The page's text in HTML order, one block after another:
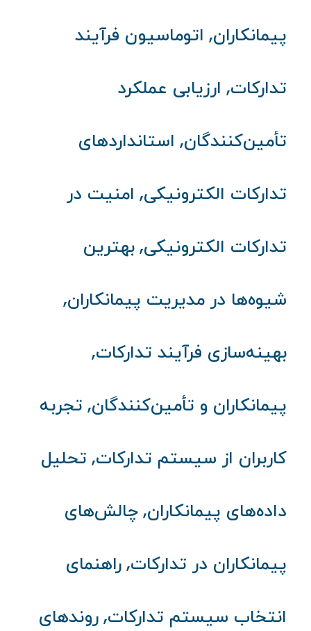
پیمانکاران, اتوماسیون فرآیند
تدارکات, ارزیابی عملکرد
تأمین‌کنندگان, استانداردهای
تدارکات الکترونیکی, امنیت در
تدارکات الکترونیکی, بهترین
شیوه‌ها در مدیریت پیمانکاران,
بهینه‌سازی فرآیند تدارکات,
پیمانکاران و تأمین‌کنندگان, تجربه
کاربران از سیستم تدارکات, تحلیل
داده‌های پیمانکاران, چالش‌های
پیمانکاران در تدارکات, راهنمای
انتخاب سیستم تدارکات, روندهای